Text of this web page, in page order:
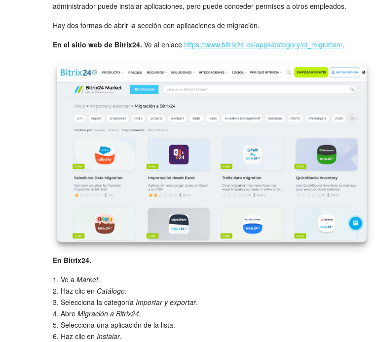
administrador puede instalar aplicaciones, pero puede conceder permisos a otros empleados.
Hay dos formas de abrir la sección con aplicaciones de migración.
En el sitio web de Bitrix24. Ve al enlace https://www.bitrix24.es/apps/category/ei_migration/.
En Bitrix24.
1. Ve a Market.
2. Haz clic en Catálogo.
3. Selecciona la categoría Importar y exportar.
4. Abre Migración a Bitrix24.
5. Selecciona una aplicación de la lista.
6. Haz clic en Instalar.